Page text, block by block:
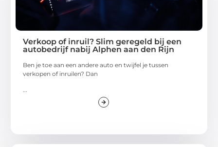
Verkoop of inruil? Slim geregeld bij een
autobedrijf nabij Alphen aan den Rijn
Ben je toe aan een andere auto en twijfel je tussen
verkopen of inruilen? Dan